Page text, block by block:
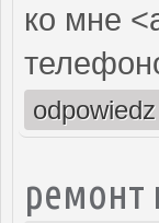
ко мне
odpowiedz
ремонт